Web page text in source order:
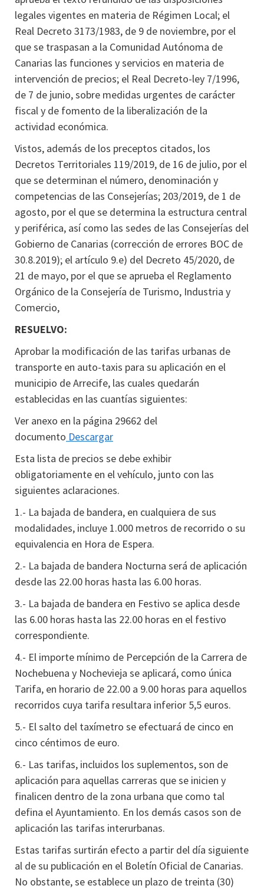
legales vigentes en materia de Régimen Local; el
Real Decreto 3173/1983, de 9 de noviembre, por el
que se traspasan a la Comunidad Autónoma de
Canarias las funciones y servicios en materia de
intervención de precios; el Real Decreto-ley 7/1996,
de 7 de junio, sobre medidas urgentes de carácter
fiscal y de fomento de la liberalización de la
actividad económica.
Vistos, además de los preceptos citados, los
Decretos Territoriales 119/2019, de 16 de julio, por el
que se determinan el número, denominación y
competencias de las Consejerías; 203/2019, de 1 de
agosto, por el que se determina la estructura central
y periférica, así como las sedes de las Consejerías del
Gobierno de Canarias (corrección de errores BOC de
30.8.2019); el artículo 9.e) del Decreto 45/2020, de
21 de mayo, por el que se aprueba el Reglamento
Orgánico de la Consejería de Turismo, Industria y
Comercio,
RESUELVO:
Aprobar la modificación de las tarifas urbanas de
transporte en auto-taxis para su aplicación en el
municipio de Arrecife, las cuales quedarán
establecidas en las cuantías siguientes:
Ver anexo en la página 29662 del
documento Descargar
Esta lista de precios se debe exhibir
obligatoriamente en el vehículo, junto con las
siguientes aclaraciones.
1.- La bajada de bandera, en cualquiera de sus
modalidades, incluye 1.000 metros de recorrido o su
equivalencia en Hora de Espera.
2.- La bajada de bandera Nocturna será de aplicación
desde las 22.00 horas hasta las 6.00 horas.
3.- La bajada de bandera en Festivo se aplica desde
las 6.00 horas hasta las 22.00 horas en el festivo
correspondiente.
4.- El importe mínimo de Percepción de la Carrera de
Nochebuena y Nochevieja se aplicará, como única
Tarifa, en horario de 22.00 a 9.00 horas para aquellos
recorridos cuya tarifa resultara inferior 5,5 euros.
5.- El salto del taxímetro se efectuará de cinco en
cinco céntimos de euro.
6.- Las tarifas, incluidos los suplementos, son de
aplicación para aquellas carreras que se inicien y
finalicen dentro de la zona urbana que como tal
defina el Ayuntamiento. En los demás casos son de
aplicación las tarifas interurbanas.
Estas tarifas surtirán efecto a partir del día siguiente
al de su publicación en el Boletín Oficial de Canarias.
No obstante, se establece un plazo de treinta (30)